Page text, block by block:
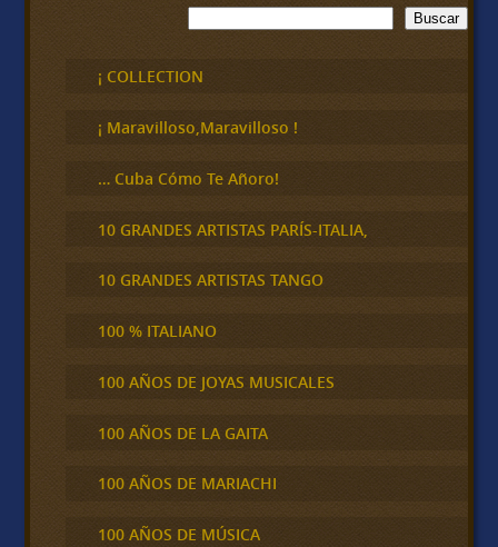
B
u
c
a
Buscar
¡ COLLECTION
¡ Maravilloso,Maravilloso !
… Cuba Cómo Te Añoro!
10 GRANDES ARTISTAS PARÍS-ITALIA,
10 GRANDES ARTISTAS TANGO
100 % ITALIANO
100 AÑOS DE JOYAS MUSICALES
100 AÑOS DE LA GAITA
100 AÑOS DE MARIACHI
100 AÑOS DE MÚSICA